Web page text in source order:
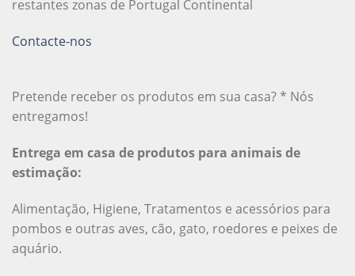
restantes zonas de Portugal Continental
Contacte-nos
Pretende receber os produtos em sua casa? * Nós
entregamos!
Entrega em casa de produtos para animais de
estimação:
Alimentação, Higiene, Tratamentos e acessórios para
pombos e outras aves, cão, gato, roedores e peixes de
aquário.